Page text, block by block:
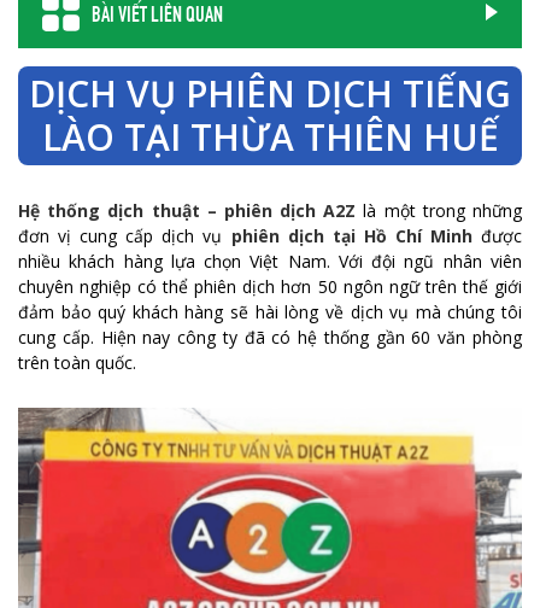
BÀI VIẾT LIÊN QUAN
DỊCH VỤ PHIÊN DỊCH TIẾNG
LÀO TẠI THỪA THIÊN HUẾ
Hệ thống dịch thuật – phiên dịch A2Z là một trong những
đơn vị cung cấp dịch vụ phiên dịch tại Hồ Chí Minhđược
nhiều khách hàng lựa chọn Việt Nam. Với đội ngũ nhân viên
chuyên nghiệp có thể phiên dịch hơn 50 ngôn ngữ trên thế giới
đảm bảo quý khách hàng sẽ hài lòng về dịch vụ mà chúng tôi
cung cấp. Hiện nay công ty đã có hệ thống gần 60 văn phòng
trên toàn quốc.